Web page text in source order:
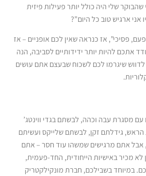
שלי היה כולל יותר פעילות פיזית
ארגיש טוב כל היום”?
פסיכי”, אז כנראה שאין לכם אופניים – אז
אתכם להיות יותר ידידותיים לסביבה, הנה
שיגרמו לכם לשכוח שבעצם אתם עושים
מסגרת עבה וכהה, לבשתם בגדי ווינטג’
גידלתם זקן, לבשתם שלייקס ועשיתם
אבל אתם מרגישים שמשהו עוד חסר – אתם
לא מכיר באישיות הייחודית, החד-פעמית,
במיוחד בשבילכם, חברת מונקילקטריק